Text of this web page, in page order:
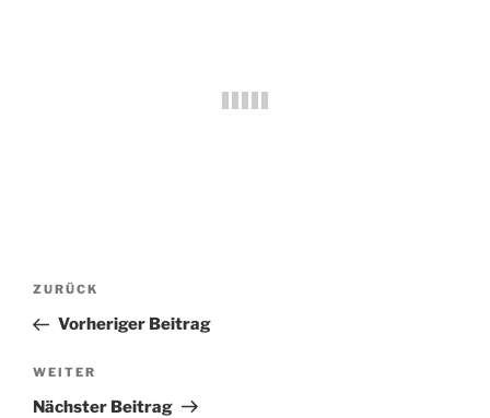
Beitragsnavigation
Vorheriger
Beitrag
ZURÜCK
Vorheriger Beitrag
Nächster
Beitrag
WEITER
Nächster Beitrag